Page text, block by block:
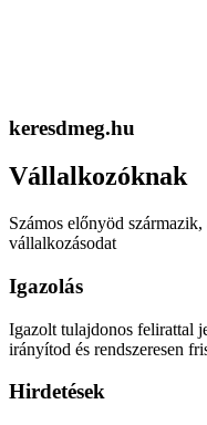
keresdmeg.hu
Vállalkozóknak
Számos előnyöd
vállalkozásodat
Igazolás
Igazolt tulajdonos felirattal
irányítod és rendszeresen
Hirdetések